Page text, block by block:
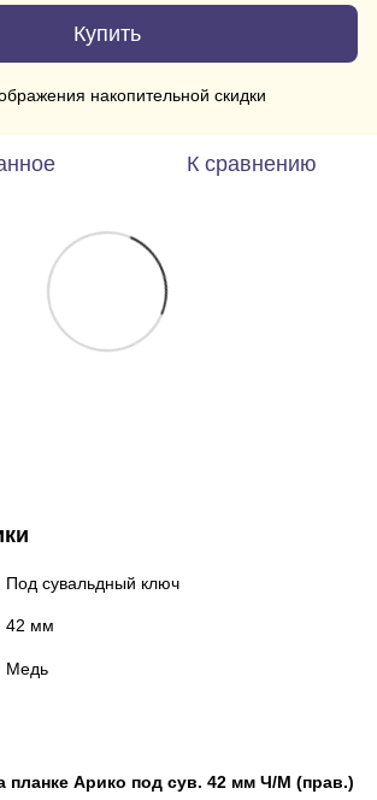
Купить
накопительной скидки
К сравнению
Под сувальдный ключ
42 мм
Медь
планке Арико под сув. 42 мм Ч/М (прав.)